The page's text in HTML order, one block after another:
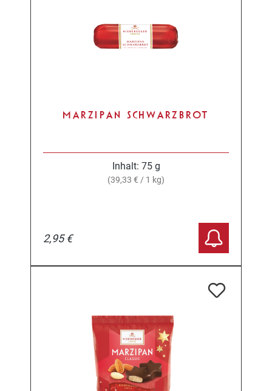
MARZIPAN SCHWARZBROT
Inhalt: 75 g
(39,33 € / 1 kg)
2,95 €